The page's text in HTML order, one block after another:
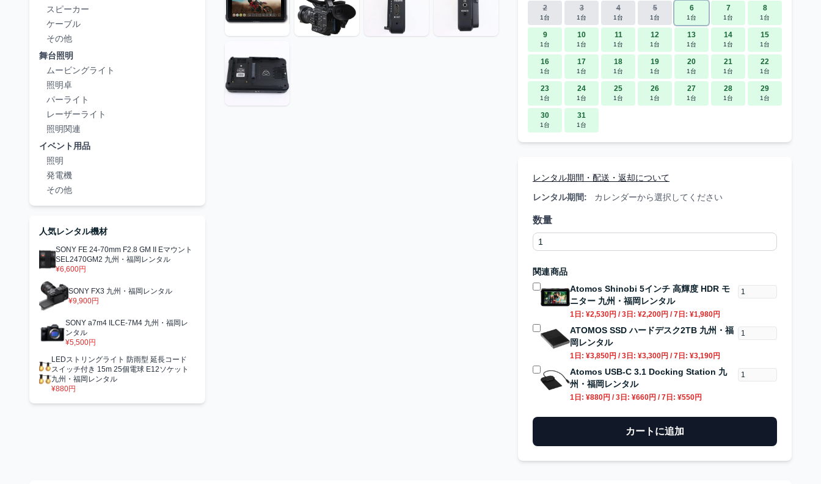
スピーカー
ケーブル
その他
舞台照明
ムービングライト
照明卓
パーライト
レーザーライト
照明関連
イベント用品
照明
発電機
その他
人気レンタル機材
SONY FE 24-70mm F2.8 GM II Eマウント
SEL2470GM2 九州・福岡レンタル
¥6,600円
SONY FX3 九州・福岡レンタル
¥9,900円
SONY a7m4 ILCE-7M4 九州・福岡レ
ンタル
¥5,500円
LEDストリングライト 防雨型 延長コード
スイッチ付き 15m 25個電球 E12ソケット
九州・福岡レンタル
¥880円
2
1台
3
1台
4
1台
5
1台
6
1台
7
1台
8
1台
9
1台
10
1台
11
1台
12
1台
13
1台
14
1台
15
1台
16
1台
17
1台
18
1台
19
1台
20
1台
21
1台
22
1台
23
1台
24
1台
25
1台
26
1台
27
1台
28
1台
29
1台
30
1台
31
1台
レンタル期間・配送・返却について
レンタル期間:
カレンダーから選択してください
数量
関連商品
Atomos Shinobi 5インチ 高輝度 HDR モ
ニター 九州・福岡レンタル
1日: ¥2,530円 / 3日: ¥2,200円 / 7日: ¥1,980円
ATOMOS SSD ハードデスク2TB 九州・福
岡レンタル
1日: ¥3,850円 / 3日: ¥3,300円 / 7日: ¥3,190円
Atomos USB-C 3.1 Docking Station 九
州・福岡レンタル
1日: ¥880円 / 3日: ¥660円 / 7日: ¥550円
カートに追加